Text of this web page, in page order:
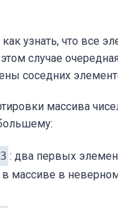
как узнать, что все
случае
соседних
массива
: два первых
массиве в